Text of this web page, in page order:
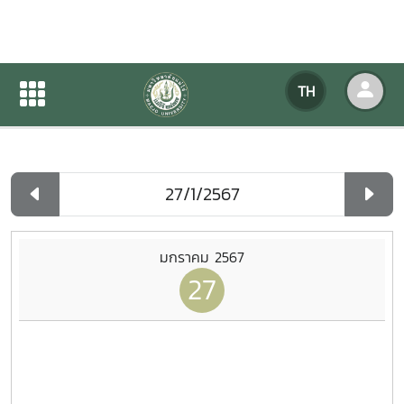
TH
ปฏิทินกิจกรรมของหน่วยงาน
ปฏิทินกิจกรรมของหน่วยงาน
มกราคม 2567
27